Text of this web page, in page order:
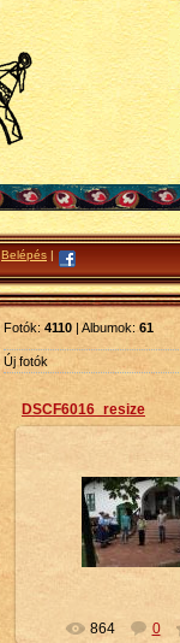
Belépés |
Fotók: 4110 | Albumok: 61
Új fotók
DSCF6016_resize
2013-05-26
Petty
864 0